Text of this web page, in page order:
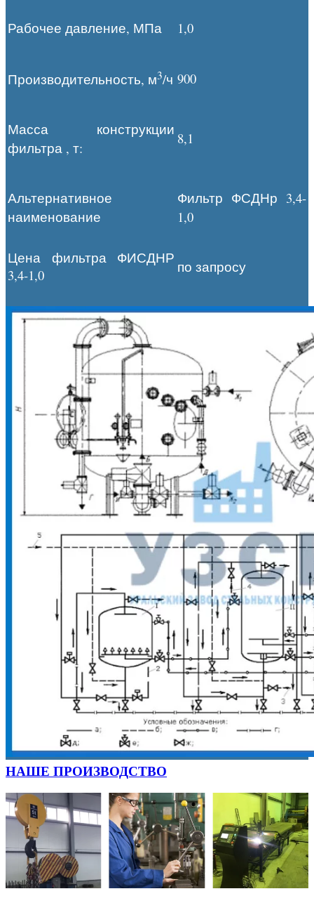
Рабочее давление, МПа 1,0
Производительность, м3/ч 900
Масса конструкции
фильтра , т:
8,1
Альтернативное
наименование
Фильтр ФСДНр 3,4-
1,0
Цена фильтра ФИСДНР
3,4-1,0
по запросу
НАШЕ ПРОИЗВОДСТВО